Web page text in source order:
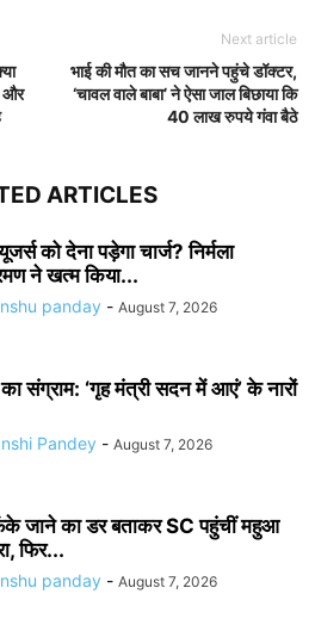
और
Next article
भाई की मौत का सच जानने पहुंचे डॉक्टर,
‘चावल वाले बाबा’ ने ऐसा जाल बिछाया कि
40 लाख रुपये गंवा बैठे
ARTICLES
को देना पड़ेगा चार्ज? निर्मला
ने खत्म किया...
panday - August 7, 2026
संग्राम: ‘गृह मंत्री सदन में आएं’ के नारों
Pandey - August 7, 2026
जाने का डर बताकर SC पहुंचीं महुआ
फिर...
panday - August 7, 2026